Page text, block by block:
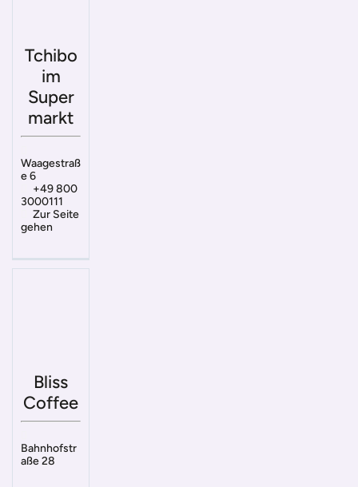
Tchibo
im
Super
markt
Waagestraß
e 6
+49 800
3000111
Zur Seite
gehen
Bliss
Coffee
Bahnhofstr
aße 28